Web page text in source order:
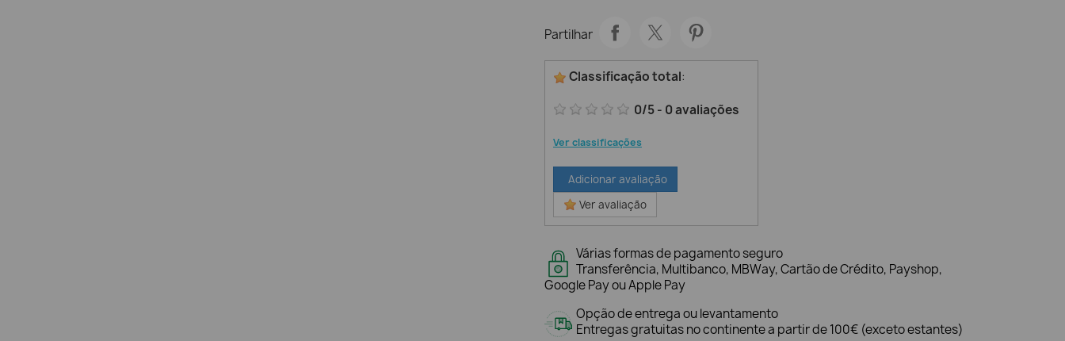
Partilhar
Classificação total:
0/5- 0avaliações
Ver classificações
Adicionar avaliação
Ver avaliação
Várias formas de pagamento seguro
Transferência, Multibanco, MBWay, Cartão de Crédito, Payshop,
Google Pay ou Apple Pay
Opção de entrega ou levantamento
Entregas gratuitas no continente a partir de 100€ (exceto estantes)